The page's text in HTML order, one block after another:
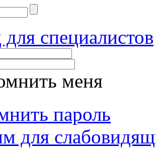
специалистов
меня
пароль
для